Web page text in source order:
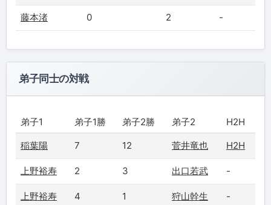
藤本渚 0 2 -
弟子同士の対戦
弟子1 弟子1勝 弟子2勝 弟子2 H2H
稲葉陽 7 12 菅井竜也 H2H
上野裕寿 2 3 出口若武 -
上野裕寿 4 1 狩山幹生 -